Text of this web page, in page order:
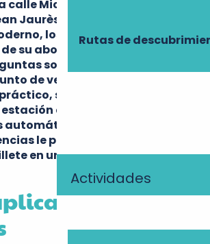
Rutas de
Actividades
calle Michelet, a dos pasos de
Jaurès. En este espacio
los asesores le guiarán
su abono y responderán a
sobre la red.
de venta, más compacto
se encuentra en el
de Tours. ¿Tiene prisa?
automáticas disponibles en
le permitirán comprar o
en un abrir y cerrar de ojos.